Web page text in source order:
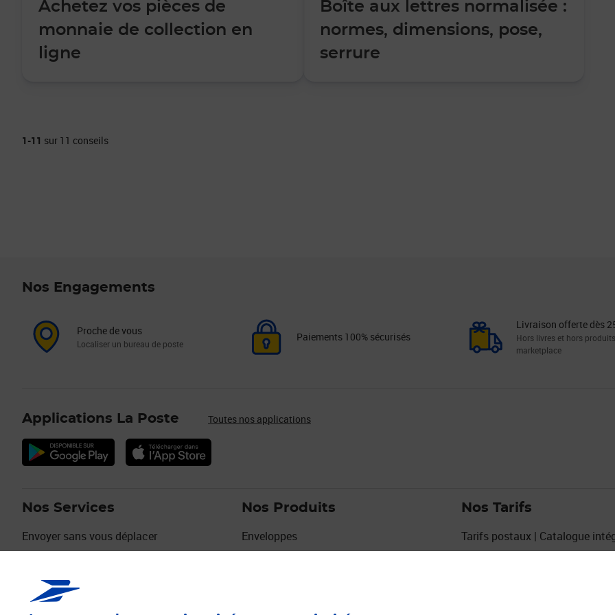
Achetez vos pièces de
monnaie de collection en
ligne
Boîte aux lettres normalisée :
normes, dimensions, pose,
serrure
1-11 sur 11 conseils
Nos Engagements
Proche de vous
Localiser un bureau de poste
Paiements 100% sécurisés
Livraison offerte dès
Hors livres et hors produits
marketplace
Applications La Poste Toutes nos applications
Nos Services
Envoyer sans vous déplacer
Envois urgents
Services Seniors
Nos Produits
Enveloppes
Timbres
Nos Tarifs
Tarifs postaux | Catalogue
Grille de tarifs Courrier